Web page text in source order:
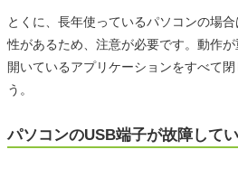
とくに、長年使っているパソコンの場
性があるため、注意が必要です。動作
開いているアプリケーションをすべて
う。
パソコンのUSB端子が故障して